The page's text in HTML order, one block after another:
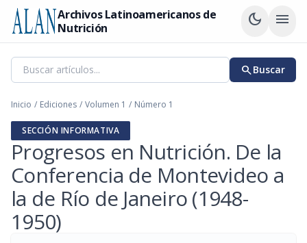
Archivos Latinoamericanos de
Nutrición
dark_mode menu
searchBuscar
Inicio / Ediciones / Volumen 1 / Número 1
SECCIÓN INFORMATIVA
Progresos en Nutrición. De la
Conferencia de Montevideo a
la de Río de Janeiro (1948-
1950)